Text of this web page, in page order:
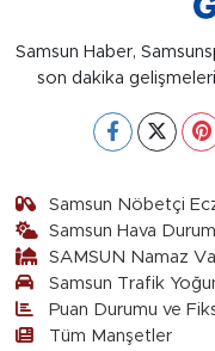
Samsun Haber,
son dakika
Samsun Nöbetçi
Samsun Hava
SAMSUN Namaz
Samsun Trafik
Puan Durumu ve
Tüm Manşetler